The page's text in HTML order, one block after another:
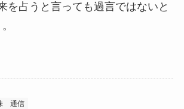
を占うと言っても過言ではないと
通信